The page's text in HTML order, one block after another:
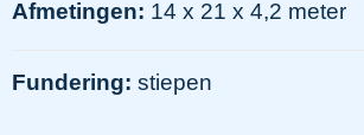
Afmetingen: 14 x 21 x 4,2 meter
Fundering: stiepen